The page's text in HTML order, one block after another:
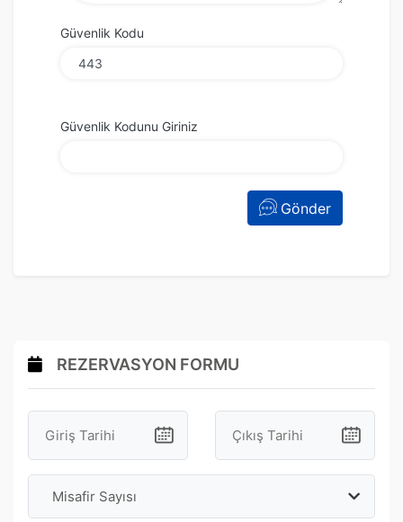
Güvenlik Kodu
Güvenlik Kodunu Giriniz
Gönder
REZERVASYON FORMU
Misafir Sayısı